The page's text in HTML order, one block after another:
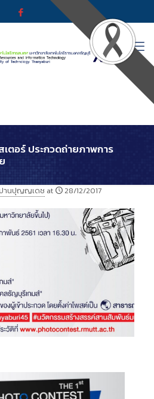
ตอร์ ประกวดถ่ายภาพการ
านปุญญเดช at 28/12/2017